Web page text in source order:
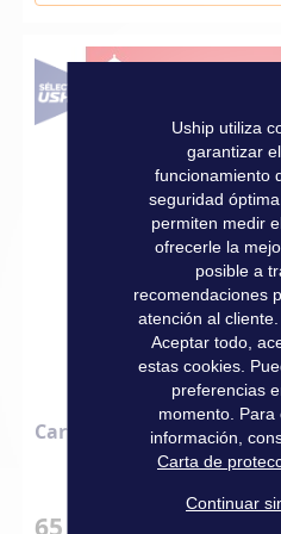
Cartas NV Atlas
Uship utiliza
garantizar
funcionamiento
seguridad
permiten medir
ofrecerle la
posible a
recomendaciones
atención al
Aceptar todo,
estas cookies.
preferencias
momento. Para
información,
Carta de
Continuar